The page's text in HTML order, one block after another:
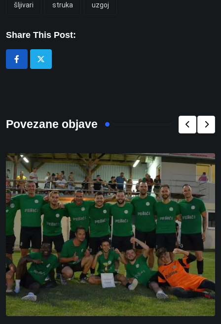
šljivari struka uzgoj
Share This Post:
Povezane objave